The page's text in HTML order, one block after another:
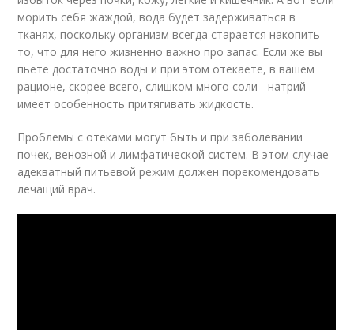
морить себя жаждой, вода будет задерживаться в
тканях, поскольку организм всегда старается накопить
то, что для него жизненно важно про запас. Если же вы
пьете достаточно воды и при этом отекаете, в вашем
рационе, скорее всего, слишком много соли - натрий
имеет особенность притягивать жидкость.
Проблемы с отеками могут быть и при заболевании
почек, венозной и лимфатической систем. В этом случае
адекватный питьевой режим должен порекомендовать
лечащий врач.